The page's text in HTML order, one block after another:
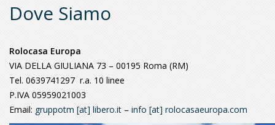
Dove Siamo
Rolocasa Europa
VIA DELLA GIULIANA 73 – 00195 Roma (RM)
Tel. 0639741297 r.a. 10 linee
P.IVA 05959021003
Email: gruppotm [at] libero.it – info [at] rolocasaeuropa.com